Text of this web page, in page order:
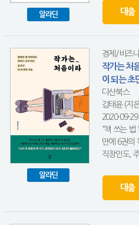
알라딘 대출
알라딘
경제/비즈
작가는 처
이 되는 초
다산북스
김태윤 (지
2020-09-29
“책 쓰는 법
만에 6권의
직장인도,
대출